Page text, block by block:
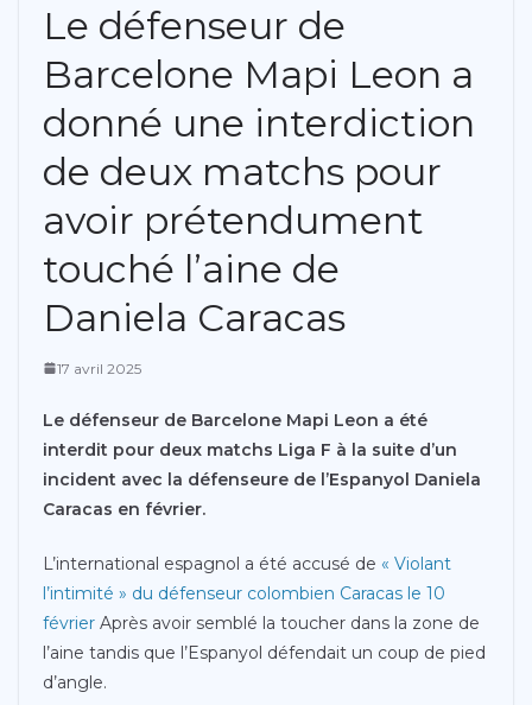
Le défenseur de
Barcelone Mapi Leon a
donné une interdiction
de deux matchs pour
avoir prétendument
touché l’aine de
Daniela Caracas
17 avril 2025
Le défenseur de Barcelone Mapi Leon a été
interdit pour deux matchs Liga F à la suite d’un
incident avec la défenseure de l’Espanyol Daniela
Caracas en février.
L’international espagnol a été accusé de « Violant
l’intimité » du défenseur colombien Caracas le 10
février Après avoir semblé la toucher dans la zone de
l’aine tandis que l’Espanyol défendait un coup de pied
d’angle.